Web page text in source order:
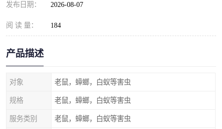
发布日期： 2026-08-07
阅 读 量： 184
产品描述
对象 老鼠，蟑螂，白蚁等害虫
规格 老鼠，蟑螂，白蚁等害虫
服务类别 老鼠，蟑螂，白蚁等害虫